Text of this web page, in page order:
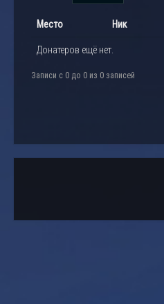
Место Ник
Донатеров ещё нет.
Записи с 0 до 0 из 0 записей